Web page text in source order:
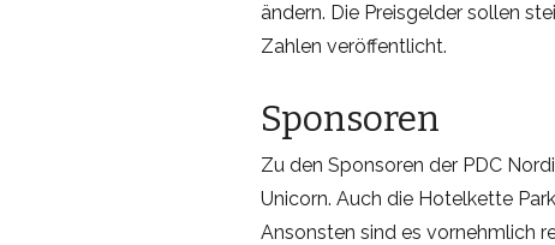
ändern. Die Preisgelder sollen
Zahlen veröffentlicht.
Sponsoren
Zu den Sponsoren der PDC
Unicorn. Auch die Hotelkette
Ansonsten sind es vornehmlich